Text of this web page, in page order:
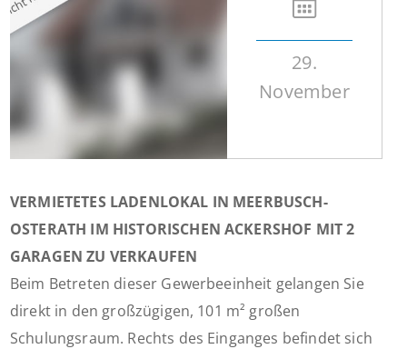
29.
November
VERMIETETES LADENLOKAL IN MEERBUSCH-
OSTERATH IM HISTORISCHEN ACKERSHOF MIT 2
GARAGEN ZU VERKAUFEN
Beim Betreten dieser Gewerbeeinheit gelangen Sie
direkt in den großzügigen, 101 m² großen
Schulungsraum. Rechts des Einganges befindet sich